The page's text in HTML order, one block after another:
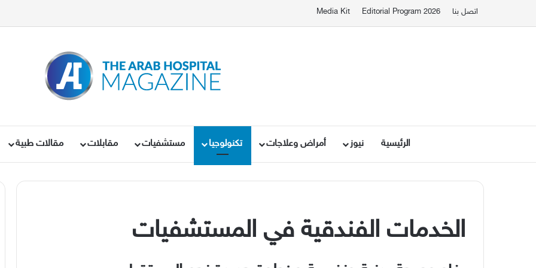
اتصل بنا Editorial Program 2026
Media Kit
الرئيسية نيوز أمراض وعلاجات تكنولوجيا مستشفيات مقابلات مقالات طبية
الخدمات الفندقية في المستشفيات